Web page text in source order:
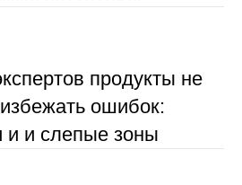
продукты не
ошибок:
и и слепые зоны